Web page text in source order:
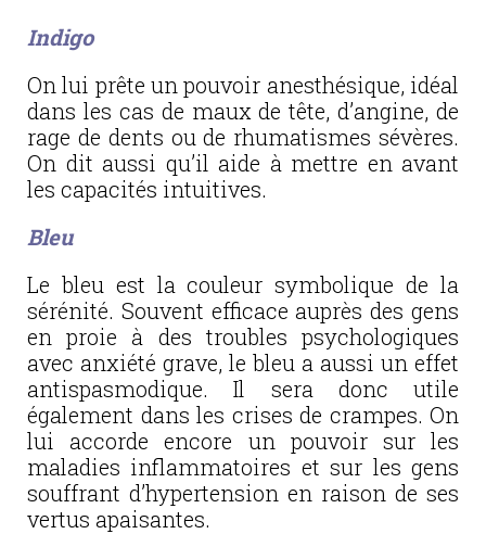
Indigo
On lui prête un pouvoir anesthésique, idéal
dans les cas de maux de tête, d’angine, de
rage de dents ou de rhumatismes sévères.
On dit aussi qu’il aide à mettre en avant
les capacités intuitives.
Bleu
Le bleu est la couleur symbolique de la
sérénité. Souvent efficace auprès des gens
en proie à des troubles psychologiques
avec anxiété grave, le bleu a aussi un effet
antispasmodique. Il sera donc utile
également dans les crises de crampes. On
lui accorde encore un pouvoir sur les
maladies inflammatoires et sur les gens
souffrant d’hypertension en raison de ses
vertus apaisantes.